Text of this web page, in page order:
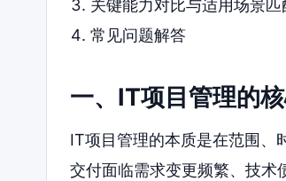
关键能力对比与适用场景匹
常见问题解答
一、IT项目管理的
IT项目管理的本质是在范围、
交付面临需求变更频繁、技术